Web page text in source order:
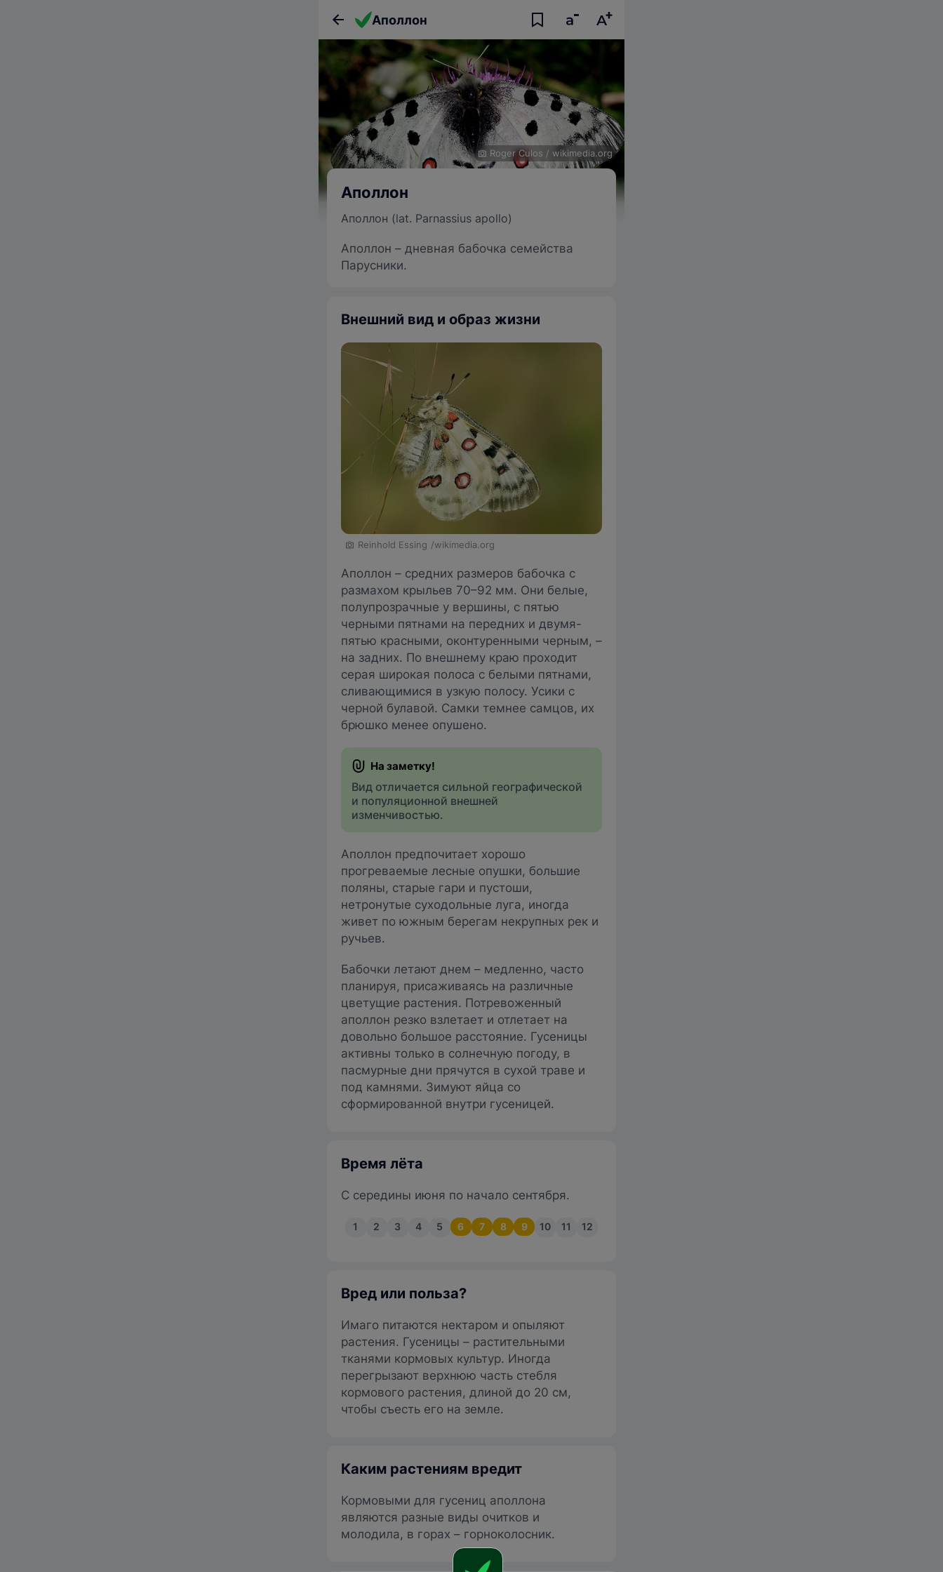
Аполлон
Roger Culos / wikimedia.org
Аполлон
Аполлон (lat. Parnassius apollo)
Аполлон – дневная бабочка семейства
Парусники.
Внешний вид и образ жизни
Reinhold Essing /wikimedia.org
Аполлон – средних размеров бабочка с
размахом крыльев 70–92 мм. Они белые,
полупрозрачные у вершины, с пятью
черными пятнами на передних и двумя-
пятью красными, оконтуренными черным, –
на задних. По внешнему краю проходит
серая широкая полоса с белыми пятнами,
сливающимися в узкую полосу. Усики с
черной булавой. Самки темнее самцов, их
брюшко менее опушено.
Вид отличается сильной географической
и популяционной внешней
изменчивостью.
Аполлон предпочитает хорошо
прогpeваемые лесные опушки, большие
поляны, старые гари и пустоши,
нетронутые суходольные луга, иногда
живет по южным берегам некрyпных рек и
ручьев.
Бабочки летают днем – медленно, часто
планируя, присаживаясь на различные
цветущие растения. Потревоженный
аполлон резко взлетает и отлетает на
довольно большое расстояние. Гусеницы
активны только в солнечную погоду, в
пасмурные дни прячутся в сухой траве и
под камнями. Зимуют яйца со
сформированной внутри гусеницей.
Время лёта
С середины июня по начало сентября.
1 2 3 4 5 6 7 8 9 10 11 12
Вред или польза?
Имаго питаются нектаром и опыляют
растения. Гусеницы – растительными
тканями кормовых культур. Иногда
перегрызают верхнюю часть стебля
кормового растения, длиной до 20 см,
чтобы съесть его на земле.
Каким растениям вредит
Кормовыми для гусениц аполлона
являются разные виды очитков и
молодила, в горах – горноколосник.